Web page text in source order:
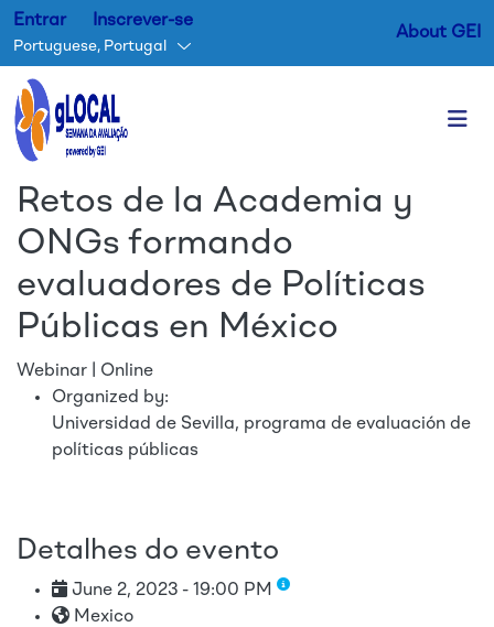
Entrar Inscrever-se
Portuguese, Portugal
About GEI
Retos de la Academia y
ONGs formando
evaluadores de Políticas
Públicas en México
Webinar | Online
Organized by:
Universidad de Sevilla, programa de evaluación de
políticas públicas
Detalhes do evento
June 2, 2023 - 19:00 PM
Mexico